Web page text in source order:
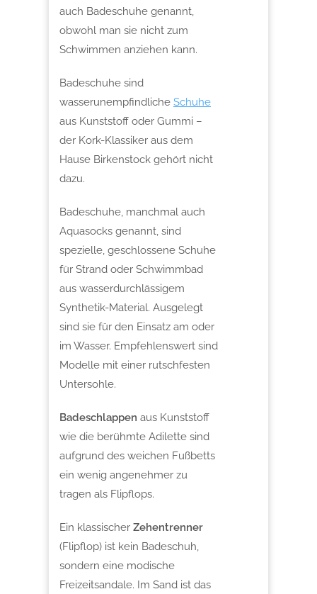
auch Badeschuhe genannt,
obwohl man sie nicht zum
Schwimmen anziehen kann.
Badeschuhe sind
wasserunempfindliche Schuhe
aus Kunststoff oder Gummi –
der Kork-Klassiker aus dem
Hause Birkenstock gehört nicht
dazu.
Badeschuhe, manchmal auch
Aquasocks genannt, sind
spezielle, geschlossene Schuhe
für Strand oder Schwimmbad
aus wasserdurchlässigem
Synthetik-Material. Ausgelegt
sind sie für den Einsatz am oder
im Wasser. Empfehlenswert sind
Modelle mit einer rutschfesten
Untersohle.
Badeschlappen aus Kunststoff
wie die berühmte Adilette sind
aufgrund des weichen Fußbetts
ein wenig angenehmer zu
tragen als Flipflops.
Ein klassischer Zehentrenner
(Flipflop) ist kein Badeschuh,
sondern eine modische
Freizeitsandale. Im Sand ist das